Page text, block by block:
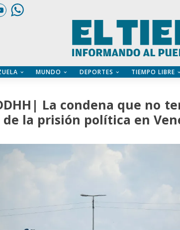
MUNDO DEPORTES TIEMPO LIBRE
DDHH| La condena que no
de la prisión política en